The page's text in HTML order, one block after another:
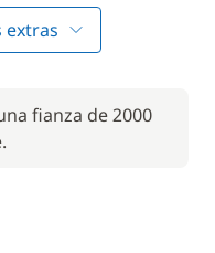
en el pack comfort
extras
fianza de 2000